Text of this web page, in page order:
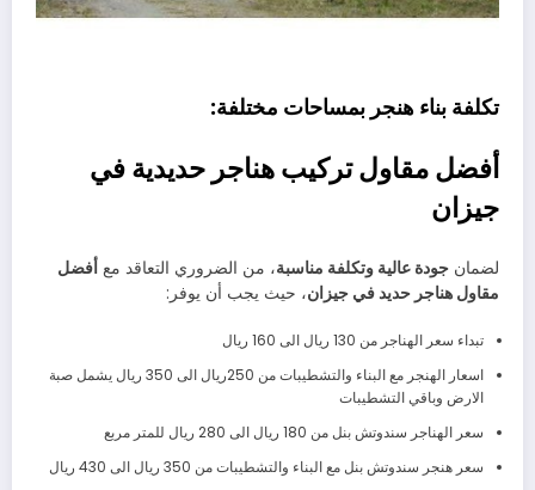
تكلفة بناء هنجر بمساحات مختلفة:
أفضل مقاول تركيب هناجر حديدية في
جيزان
لضمان جودة عالية وتكلفة مناسبة، من الضروري التعاقد مع أفضل
مقاول هناجر حديد في جيزان، حيث يجب أن يوفر:
تبداء سعر الهناجر من 130 ريال الى 160 ريال
اسعار الهنجر مع البناء والتشطيبات من 250ريال الى 350 ريال يشمل صبة
الارض وباقي التشطيبات
سعر الهناجر سندوتش بنل من 180 ريال الى 280 ريال للمتر مربع
سعر هنجر سندوتش بنل مع البناء والتشطيبات من 350 ريال الى 430 ريال